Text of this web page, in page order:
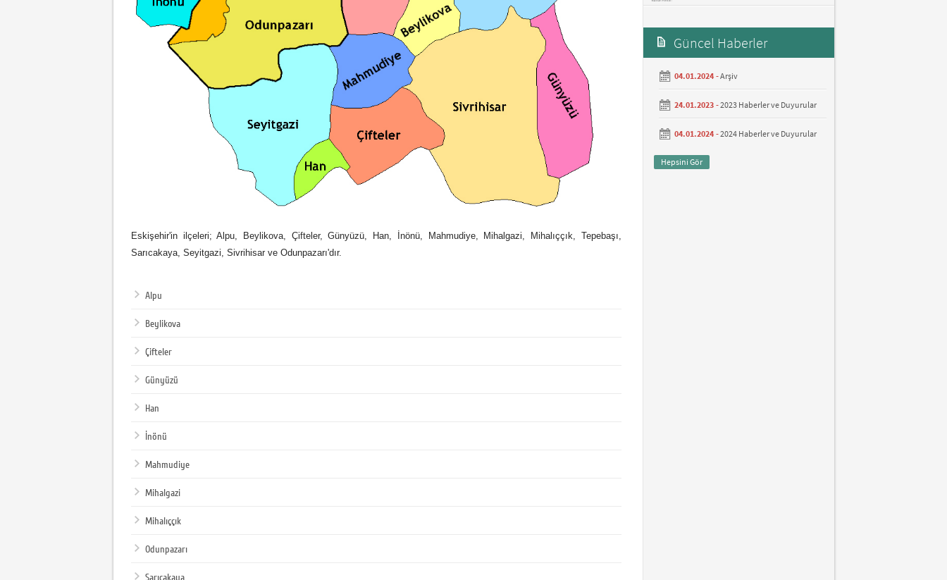
Eskişehir'in ilçeleri; Alpu, Beylikova, Çifteler, Günyüzü, Han, İnönü, Mahmudiye, Mihalgazi, Mihalıççık, Tepebaşı,
Sarıcakaya, Seyitgazi, Sivrihisar ve Odunpazarı'dır.
Alpu
Beylikova
Çifteler
Günyüzü
Han
İnönü
Mahmudiye
Mihalgazi
Mihalıççık
Odunpazarı
Güncel Haberler
04.01.2024 -Arşiv
24.01.2023 -2023 Haberler ve Duyurular
04.01.2024 -2024 Haberler ve Duyurular
Hepsini Gör